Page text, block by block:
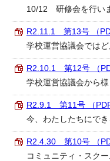
10/12 研修会を行い
R2.11.1 第13号 （
学校運営協議会では
R2.10.1 第12号 （
学校運営協議会から
R2.9.1 第11号 （PDF
今、わたしたちにでき
R2.4.30 第10号 （
コミュニティ・スクー